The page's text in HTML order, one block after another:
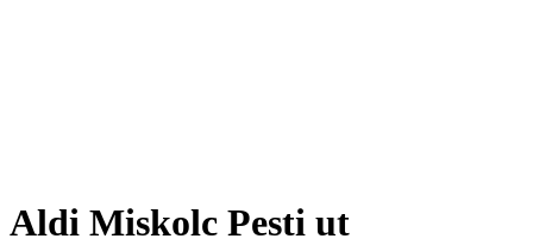
Aldi Miskolc Pesti ut